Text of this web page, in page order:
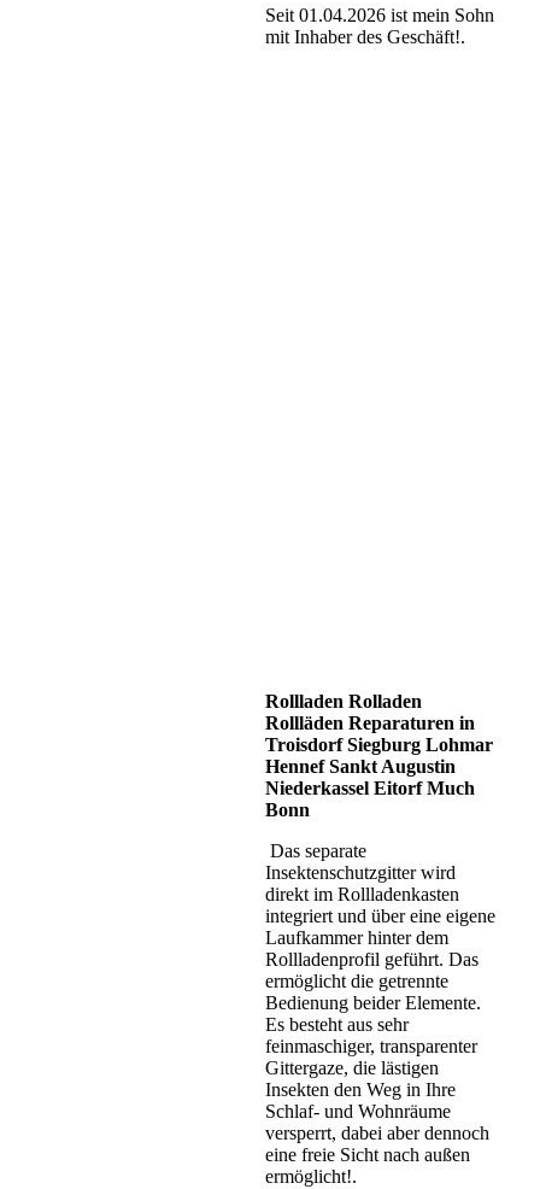
Seit 01.04.2026 ist mein Sohn
mit Inhaber des Geschäft!.
Rollladen Rolladen
Rollläden Reparaturen in
Troisdorf Siegburg Lohmar
Hennef Sankt Augustin
Niederkassel Eitorf Much
Bonn
Das separate
Insektenschutzgitter wird
direkt im Rollladenkasten
integriert und über eine eigene
Laufkammer hinter dem
Rollladenprofil geführt. Das
ermöglicht die getrennte
Bedienung beider Elemente.
Es besteht aus sehr
feinmaschiger, transparenter
Gittergaze, die lästigen
Insekten den Weg in Ihre
Schlaf- und Wohnräume
versperrt, dabei aber dennoch
eine freie Sicht nach außen
ermöglicht!.